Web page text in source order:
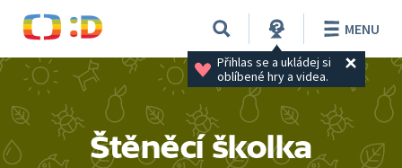
Přihlas se a ukládej si
oblíbené hry a videa.
MENU
Štěněcí školka